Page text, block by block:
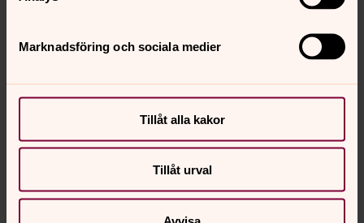
Marknadsföring och sociala medier
Tillåt alla kakor
Tillåt urval
Avvisa
För att se innehållet behöver du acceptera kakor
för marknadsföring.
Ändra dina marknadsföring för kakor